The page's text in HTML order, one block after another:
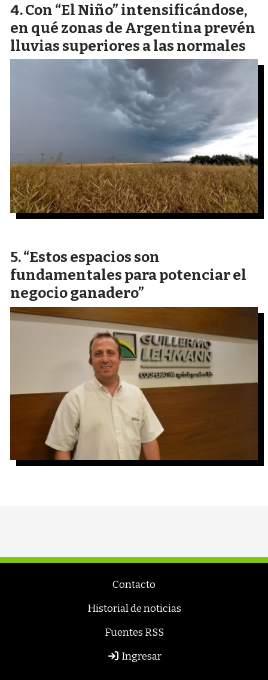
Con “El Niño” intensificándose,
en qué zonas de Argentina prevén
lluvias superiores a las normales
“Estos espacios son
fundamentales para potenciar el
negocio ganadero”
Contacto
Historial de noticias
Fuentes RSS
Ingresar